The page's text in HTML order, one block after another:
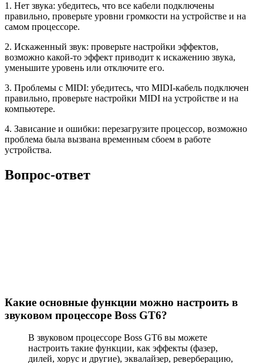
1. Нет звука: убедитесь, что все кабели подключены
правильно, проверьте уровни громкости на устройстве и на
самом процессоре.
2. Искаженный звук: проверьте настройки эффектов,
возможно какой-то эффект приводит к искажению звука,
уменьшите уровень или отключите его.
3. Проблемы с MIDI: убедитесь, что MIDI-кабель подключен
правильно, проверьте настройки MIDI на устройстве и на
компьютере.
4. Зависание и ошибки: перезагрузите процессор, возможно
проблема была вызвана временным сбоем в работе
устройства.
Вопрос-ответ
Какие основные функции можно настроить в
звуковом процессоре Boss GT6?
В звуковом процессоре Boss GT6 вы можете
настроить такие функции, как эффекты (фазер,
дилей, хорус и другие), эквалайзер, реверберацию,